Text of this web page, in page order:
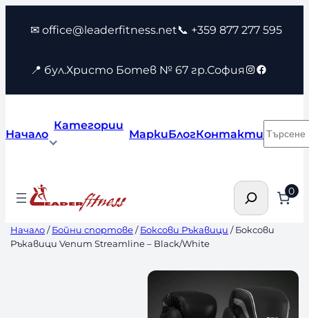
съдържанието
✉ office@leaderfitness.net📞 +359 877 277 595
📍 бул.Христо Ботев № 67 гр.София Instagram
Facebook
Начало
Категории
МаркиБлогКонтакти
Търсене 0
Начало/Бойни спортове/Боксови Ръкавици / Боксови
Ръкавици Venum Streamline – Black/White